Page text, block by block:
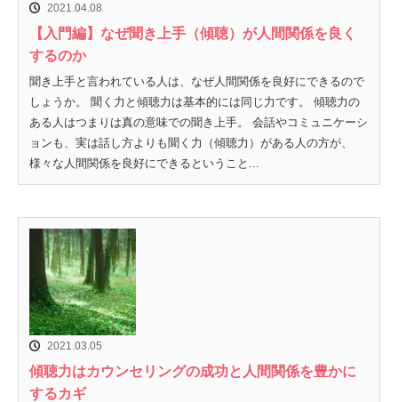
2021.04.08
【入門編】なぜ聞き上手（傾聴）が人間関係を良く
するのか
聞き上手と言われている人は、なぜ人間関係を良好にできるので
しょうか。 聞く力と傾聴力は基本的には同じ力です。 傾聴力の
ある人はつまりは真の意味での聞き上手。 会話やコミュニケーシ
ョンも、実は話し方よりも聞く力（傾聴力）がある人の方が、
様々な人間関係を良好にできるということ...
2021.03.05
傾聴力はカウンセリングの成功と人間関係を豊かに
するカギ